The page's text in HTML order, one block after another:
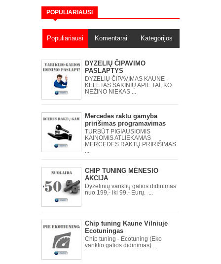
POPULIARIAUSI
Populiariausi Komentarai Kategorijos
DYZELIŲ ČIPAVIMO
PASLAPTYS
DYZELIŲ ČIPAVIMAS KAUNE -
KELETAS SAKINIŲ APIE TAI, KO
NEŽINO NIEKAS ...
Mercedes raktu gamyba
pririšimas programavimas
TURBŪT PIGIAUSIOMIS
KAINOMIS ATLIEKAMAS
MERCEDES RAKTŲ PRIRIŠIMAS
CHIP TUNING MĖNESIO
AKCIJA
Dyzelinių variklių galios didinimas
nuo 199,- iki 99,- Eurų. ...
Chip tuning Kaune Vilniuje
Ecotuningas
Chip tuning - Ecotuning (Eko
variklio galios didinimas) ...